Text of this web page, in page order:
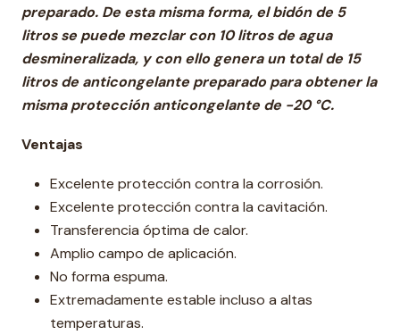
preparado. De esta misma forma, el bidón de 5
litros se puede mezclar con 10 litros de agua
desmineralizada, y con ello genera un total de 15
litros de anticongelante preparado para obtener la
misma protección anticongelante de -20 °C.
Ventajas
Excelente protección contra la corrosión.
Excelente protección contra la cavitación.
Transferencia óptima de calor.
Amplio campo de aplicación.
No forma espuma.
Extremadamente estable incluso a altas
temperaturas.